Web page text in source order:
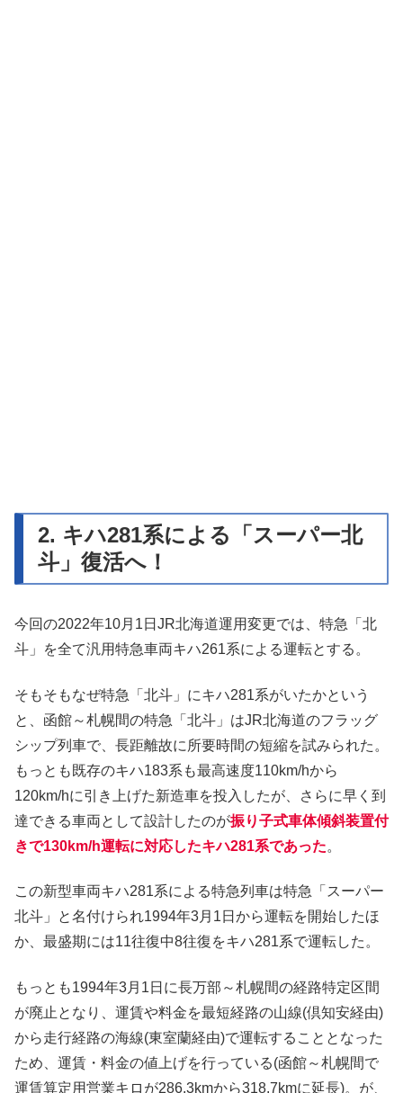
2. キハ281系による「スーパー北
斗」復活へ！
今回の2022年10月1日JR北海道運用変更では、特急「北
斗」を全て汎用特急車両キハ261系による運転とする。
そもそもなぜ特急「北斗」にキハ281系がいたかという
と、函館～札幌間の特急「北斗」はJR北海道のフラッグ
シップ列車で、長距離故に所要時間の短縮を試みられた。
もっとも既存のキハ183系も最高速度110km/hから
120km/hに引き上げた新造車を投入したが、さらに早く到
達できる車両として設計したのが振り子式車体傾斜装置付
きで130km/h運転に対応したキハ281系であった。
この新型車両キハ281系による特急列車は特急「スーパー
北斗」と名付けられ1994年3月1日から運転を開始したほ
か、最盛期には11往復中8往復をキハ281系で運転した。
もっとも1994年3月1日に長万部～札幌間の経路特定区間
が廃止となり、運賃や料金を最短経路の山線(倶知安経由)
から走行経路の海線(東室蘭経由)で運転することとなった
ため、運賃・料金の値上げを行っている(函館～札幌間で
運賃算定用営業キロが286.3kmから318.7kmに延長)。が、